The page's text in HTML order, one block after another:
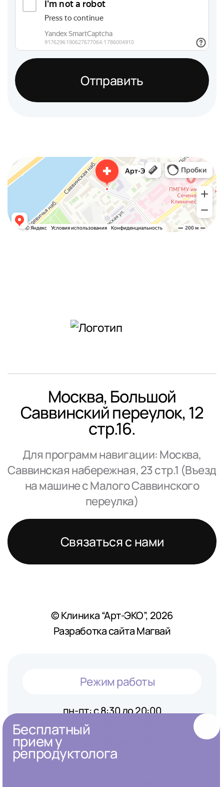
Отправить
Арт-Эко
Медцентр, клиника в Москве
Гинекологическая клиника в Москве
Москва, Большой
Саввинский переулок, 12
стр.16.
Для программ навигации: Москва,
Саввинская набережная, 23 стр.1 (Въезд
на машине с Малого Саввинского
переулка)
Связаться с нами
© Клиника “Арт-ЭКО”, 2026
Разработка сайта Магвай
Режим работы
пн-пт: с 8:30 до 20:00
сб: с 9:00 до 17:00
Бесплатный
прием у
репродуктолога